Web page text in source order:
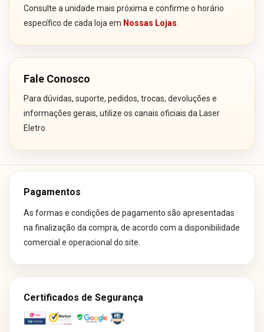
Consulte a unidade mais próxima e confirme o horário
específico de cada loja em Nossas Lojas
Fale Conosco
Para dúvidas, suporte, pedidos, trocas, devoluções e
informações gerais, utilize os canais oficiais da Laser
Eletro.
Pagamentos
As formas e condições de pagamento são apresentadas
na finalização da compra, de acordo com a disponibilidade
comercial e operacional do site.
Certificados de Segurança